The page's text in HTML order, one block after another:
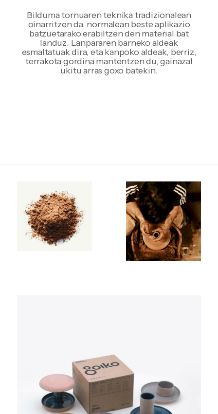
Bilduma tornuaren teknika tradizionalean
oinarritzen da, normalean beste aplikazio
batzuetarako erabiltzen den material bat
landuz. Lanpararen barneko aldeak
esmaltatuak dira, eta kanpoko aldeak, berriz,
terrakota gordina mantentzen du, gainazal
ukitu arras goxo batekin.